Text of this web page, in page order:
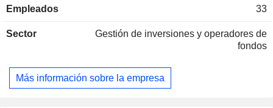
(FCR). La empresa también ofrece servicios de oferta
empresarial, consultoría y reestructuración.
Empleados 33
Sector
Gestión de inversiones y operadores de
fondos
Más información sobre la empresa